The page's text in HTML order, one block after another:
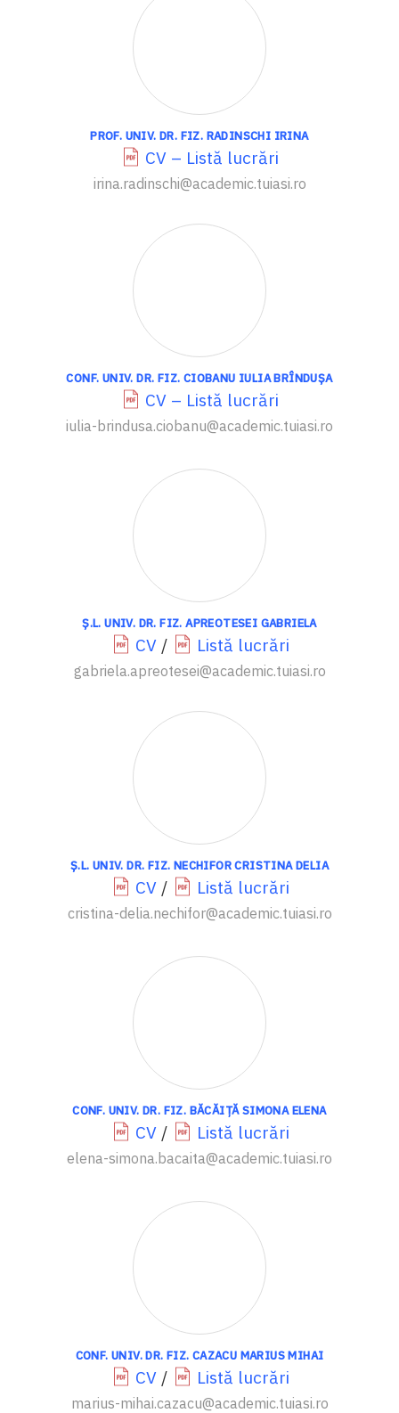
PROF. UNIV. DR. FIZ. RADINSCHI IRINA
CV – Listă lucrări
irina.radinschi@academic.tuiasi.ro
CONF. UNIV. DR. FIZ. CIOBANU IULIA BRÎNDUȘA
CV – Listă lucrări
iulia-brindusa.ciobanu@academic.tuiasi.ro
Ș.L. UNIV. DR. FIZ. APREOTESEI GABRIELA
CV/ Listă lucrări
gabriela.apreotesei@academic.tuiasi.ro
Ș.L. UNIV. DR. FIZ. NECHIFOR CRISTINA DELIA
CV/ Listă lucrări
cristina-delia.nechifor@academic.tuiasi.ro
CONF. UNIV. DR. FIZ. BĂCĂIȚĂ SIMONA ELENA
CV/ Listă lucrări
elena-simona.bacaita@academic.tuiasi.ro
CONF. UNIV. DR. FIZ. CAZACU MARIUS MIHAI
CV/ Listă lucrări
marius-mihai.cazacu@academic.tuiasi.ro